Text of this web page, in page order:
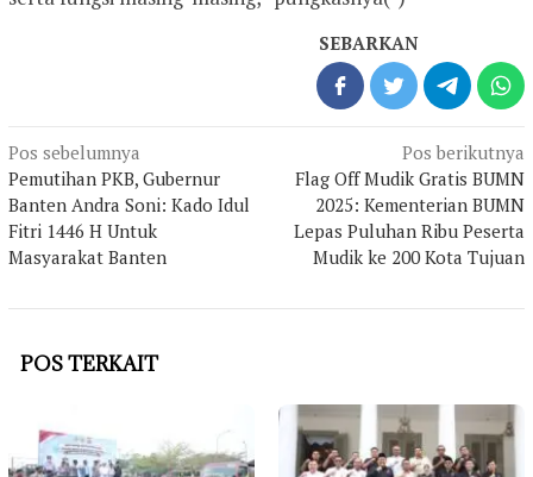
SEBARKAN
Navigasi
pos
Pos sebelumnya
Pemutihan PKB, Gubernur
Banten Andra Soni: Kado Idul
Fitri 1446 H Untuk
Masyarakat Banten
Pos berikutnya
Flag Off Mudik Gratis BUMN
2025: Kementerian BUMN
Lepas Puluhan Ribu Peserta
Mudik ke 200 Kota Tujuan
POS TERKAIT